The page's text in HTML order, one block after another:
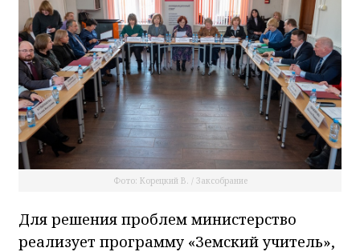
Фото: Корецкий В. / Заксобрание
Для решения проблем министерство
реализует программу «Земский учитель»,